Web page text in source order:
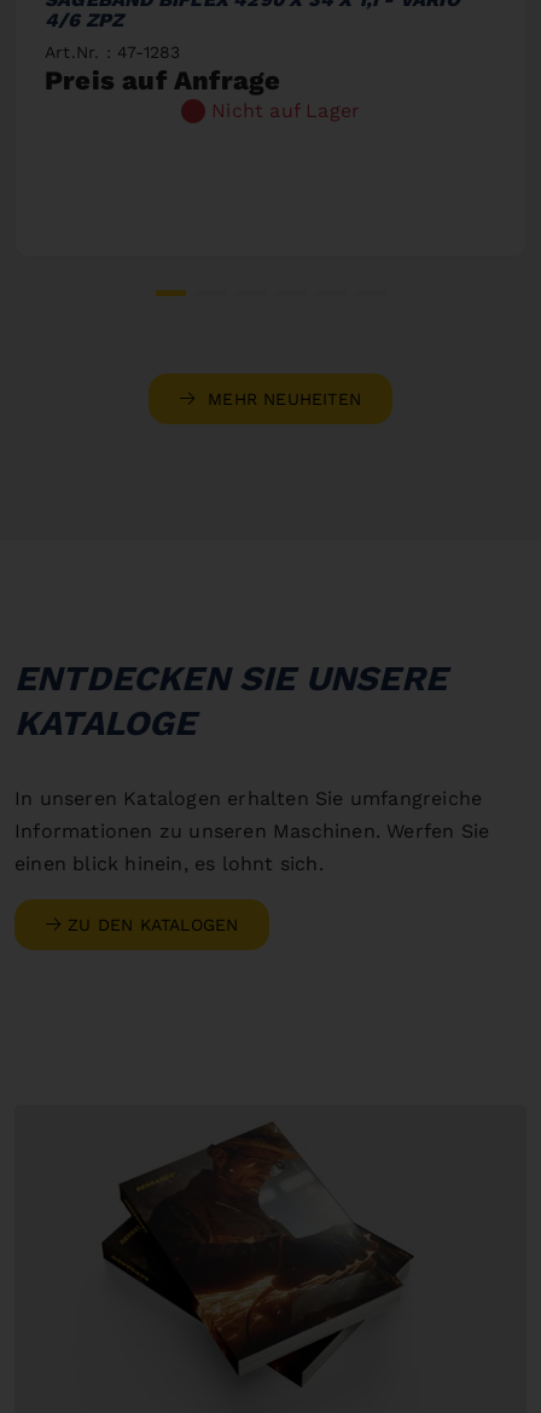
4/6 ZPZ
Art.Nr. : 47-1283
Preis auf Anfrage
Nicht auf Lager
MEHR NEUHEITEN
ENTDECKEN SIE UNSERE
KATALOGE
In unseren Katalogen erhalten Sie umfangreiche
Informationen zu unseren Maschinen. Werfen Sie
einen blick hinein, es lohnt sich.
ZU DEN KATALOGEN